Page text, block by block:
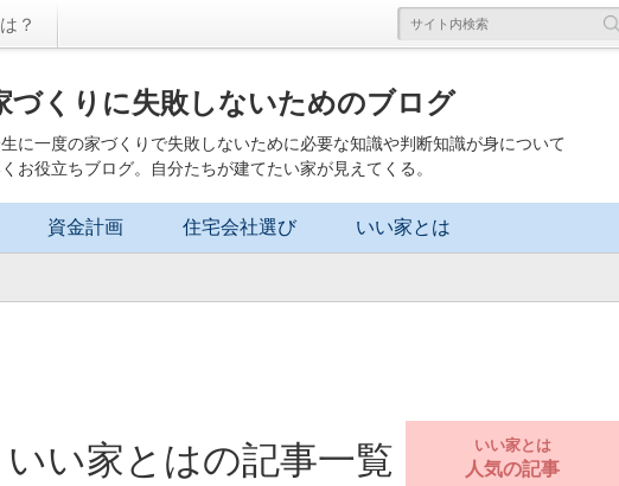
？
づくりに失敗しないためのブログ
に一度の家づくりで失敗しないために必要な知識や判断知識が身について
お役立ちブログ。自分たちが建てたい家が見えてくる。
資金計画 住宅会社選び いい家とは
いい家とはの記事一覧 いい家とは
人気の記事